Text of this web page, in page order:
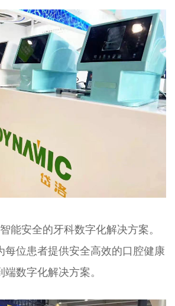
能安全的牙科数字化解决方案。
每位患者提供安全高效的口腔健康
端数字化解决方案。